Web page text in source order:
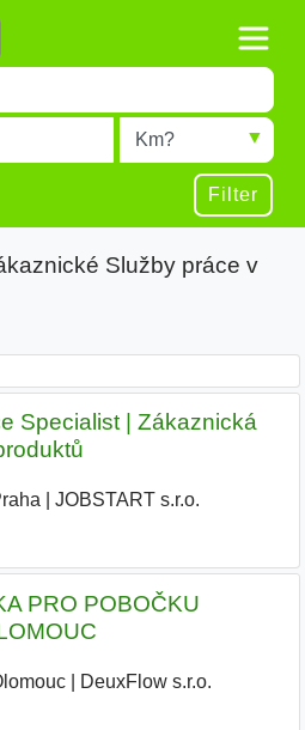
for results.
for results.
Radius
Filter
Služby práce v
Specialist | Zákaznická
JOBSTART s.r.o.
PRO POBOČKU
DeuxFlow s.r.o.